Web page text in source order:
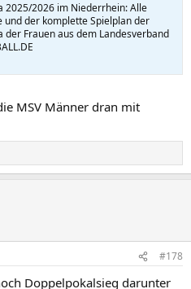
2025/2026 im Niederrhein: Alle
und der komplette Spielplan der
der Frauen aus dem Landesverband
MSV Männer dran mit
#178
Doppelpokalsieg darunter